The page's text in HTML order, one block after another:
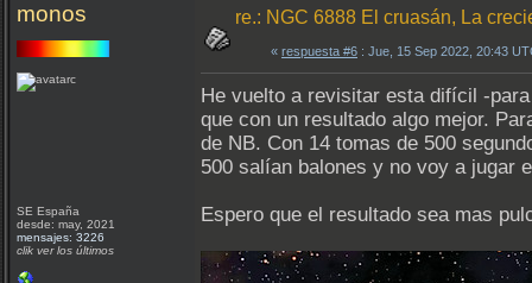
monos
SE España
desde: may, 2021
mensajes: 3226
clik ver los últimos
re.: NGC 6888 El cruasán, La
« respuesta #6 : Jue, 15 Sep 2022, 20:43
He vuelto a revisitar esta difícil -
que con un resultado algo mejor.
de NB. Con 14 tomas de 500
500 salían balones y no voy a jugar
Espero que el resultado sea mas